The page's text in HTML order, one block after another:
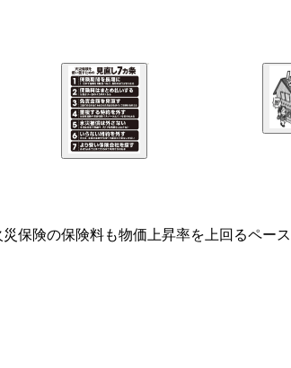
保険の保険料も物価上昇率を上回るペー